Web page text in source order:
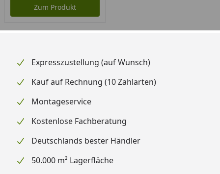
Zum Produkt
Expresszustellung (auf Wunsch)
Kauf auf Rechnung (10 Zahlarten)
Montageservice
Kostenlose Fachberatung
Deutschlands bester Händler
50.000 m² Lagerfläche